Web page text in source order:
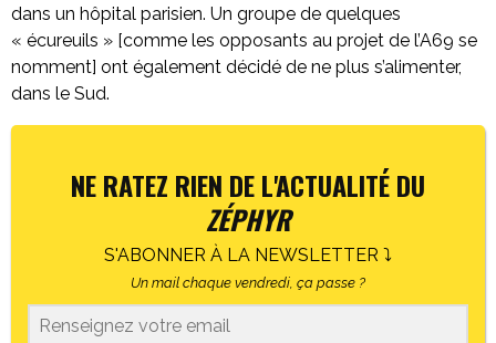
dans un hôpital parisien. Un groupe de quelques
« écureuils » [comme les opposants au projet de l’A69 se
nomment] ont également décidé de ne plus s’alimenter,
dans le Sud.
NE RATEZ RIEN DE L'ACTUALITÉ DU
ZÉPHYR
S'ABONNER À LA NEWSLETTER ⤵
Un mail chaque vendredi, ça passe ?